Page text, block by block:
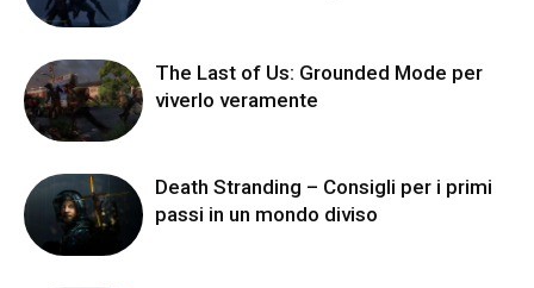
The Last of Us: Grounded Mode per
viverlo veramente
Death Stranding – Consigli per i primi
passi in un mondo diviso